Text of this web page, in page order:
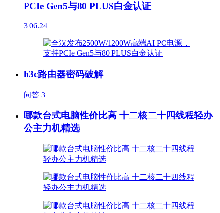
PCIe Gen5与80 PLUS白金认证
3 06.24
h3c路由器密码破解
问答 3
哪款台式电脑性价比高 十二核二十四线程轻办
公主力机精选